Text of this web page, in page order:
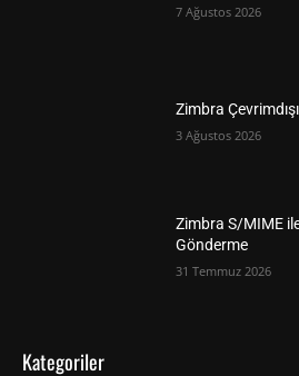
7 Ağustos 2026
Zimbra
3 Ağustos 2026
Zimbra S/MIME
Gönderme
31 Temmuz 2026
Kategoriler